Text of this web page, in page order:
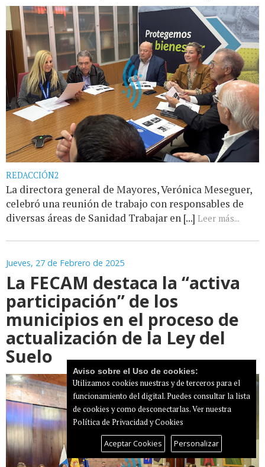
REDACCIÓN2
La directora general de Mayores, Verónica Meseguer,
celebró una reunión de trabajo con responsables de
diversas áreas de Sanidad Trabajar en [...] Leer más...
Jueves, 27 de Febrero de 2025
La FECAM destaca la “activa
participación” de los
municipios en el proceso de
actualización de la Ley del
Suelo
Aviso sobre el Uso de cookies:
Utilizamos cookies nuestras y de terceros para el
funcionamiento del digital. Puedes consultar la lista
de cookies y como desconectarlas.Ver nuestra
Política de Privacidad y Cookies
Aceptar Cookies Personalizar